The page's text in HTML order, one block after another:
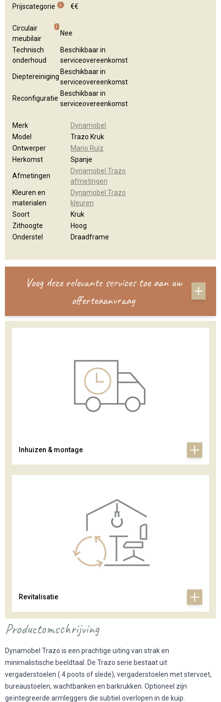
Prijscategorie i €€
Circulair
meubilair
i
Nee
Technisch
onderhoud
Beschikbaar in
serviceovereenkomst
Dieptereiniging
Beschikbaar in
serviceovereenkomst
Reconfiguratie
Beschikbaar in
serviceovereenkomst
Merk
Dynamobel
Model
Trazo Kruk
Ontwerper
Mario Ruíz
Herkomst
Spanje
Afmetingen
Dynamobel Trazo
afmetingen
Kleuren en
materialen
Dynamobel Trazo
kleuren
Soort
Kruk
Zithoogte
Hoog
Onderstel
Draadframe
Voeg deze relevante services toe aan uw
offerteaanvraag
Inhuizen & montage
Revitalisatie
Productomschrijving
Dynamobel Trazo is een prachtige uiting van strak en
minimalistische beeldtaal. De Trazo serie bestaat uit
vergaderstoelen ( 4 poots of slede), vergaderstoelen met stervoet,
bureaustoelen, wachtbanken en barkrukken. Optioneel zijn
geïntegreerde armleggers die subtiel overlopen in de kuip.